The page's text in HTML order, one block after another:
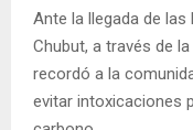
Ante la llegada de las
Chubut, a través de
recordó a la
evitar intoxicaciones